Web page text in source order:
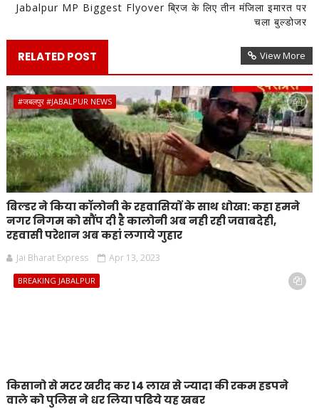
Jabalpur MP Biggest Flyover ब्रिज के लिए तीन मंजिला इमारत पर
चला बुल्डोजर
RELATED POST View More
#जबलपुर #JABALPUR NEWS
बिल्डर ने किया कॉलोनी के रहवासियों के साथ धोखा: कहा हमने
नगर निगम को सौंप दी है कालोनी अब नही रही जवाबदेही,
रहवासी परेशान अब कहां लगाये गुहार
Jai Bharat Express Apr 13, 2023
BREAKING JABALPUR
किसानो से मटर खरीद कर 14 लाख से ज्यादा की रकम हडपने
वाले को पुलिस ने धर लिया पढिये यह खबर